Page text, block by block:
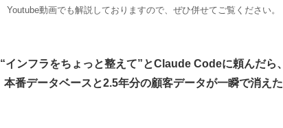
Youtube動画でも解説しておりますので、ぜひ併せてご覧ください。
“インフラをちょっと整えて”とClaude Codeに頼んだら、
本番データベースと2.5年分の顧客データが一瞬で消えた